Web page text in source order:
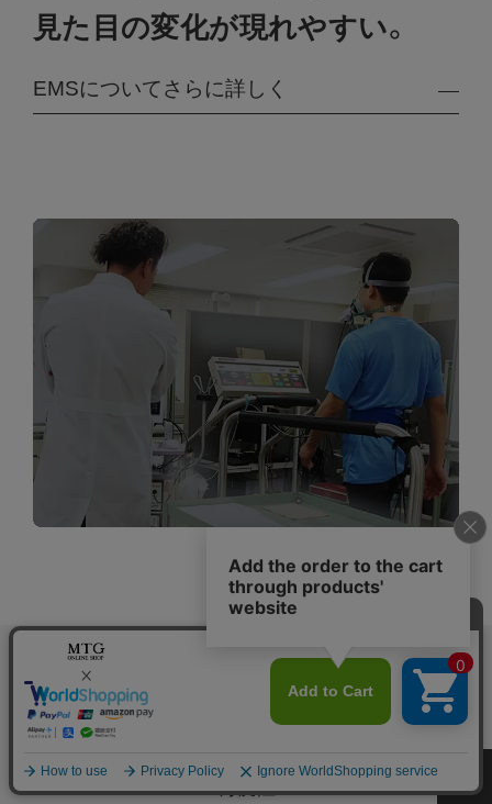
見た目の変化が現れやすい。
EMSについてさらに詳しく
め、トレーニングを行えば、引き締まった身体の形
成に繋がりやすいという特徴があります。しかし
一方で、通常のトレーニングでは、息が切れるよう
な高強度の負荷をかけなければ刺激できないとい
う側面を持っています。 EMSトレーニングは、低
い負荷でも速筋に容易にアプローチできるため、
見た目の変化が現れやすいと言えます。
速筋 ： ダッシュやジャンプなど瞬発力が必
要となる無酸素運動時に使われる筋
遅筋 ： 酸素を使用しながら収縮する筋肉で、
水泳やジョギングなどのように持久
力を必要とする有酸素運動時に使わ
効率的なトレーニングには、
理由がある。
鍛える、休ませる、鍛える。
23分のオート・プログラム。
世界で活躍するトップアスリートと、世界
的な運動医科学の権威によるEMS理論を
もとに設定されたトレーニング・プログラ
ムの総時間は23分。時間の経過とともに段
筋肉を効率的にトレーニングできる
周波数は、20Hz。
科学の権威が実証しました。
USEFUL
利便性